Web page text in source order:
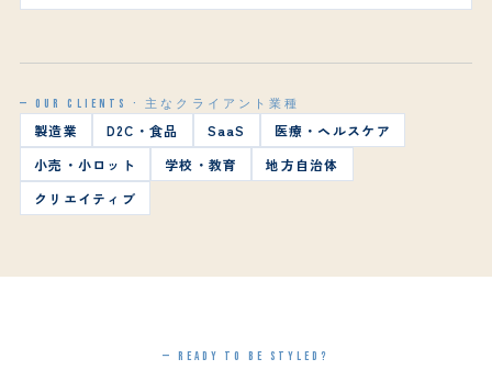
— OUR CLIENTS · 主なクライアント業種
製造業 D2C・食品 SaaS
医療・ヘルスケア
小売・小ロット
学校・教育
地方自治体
クリエイティブ
— READY TO BE STYLED?